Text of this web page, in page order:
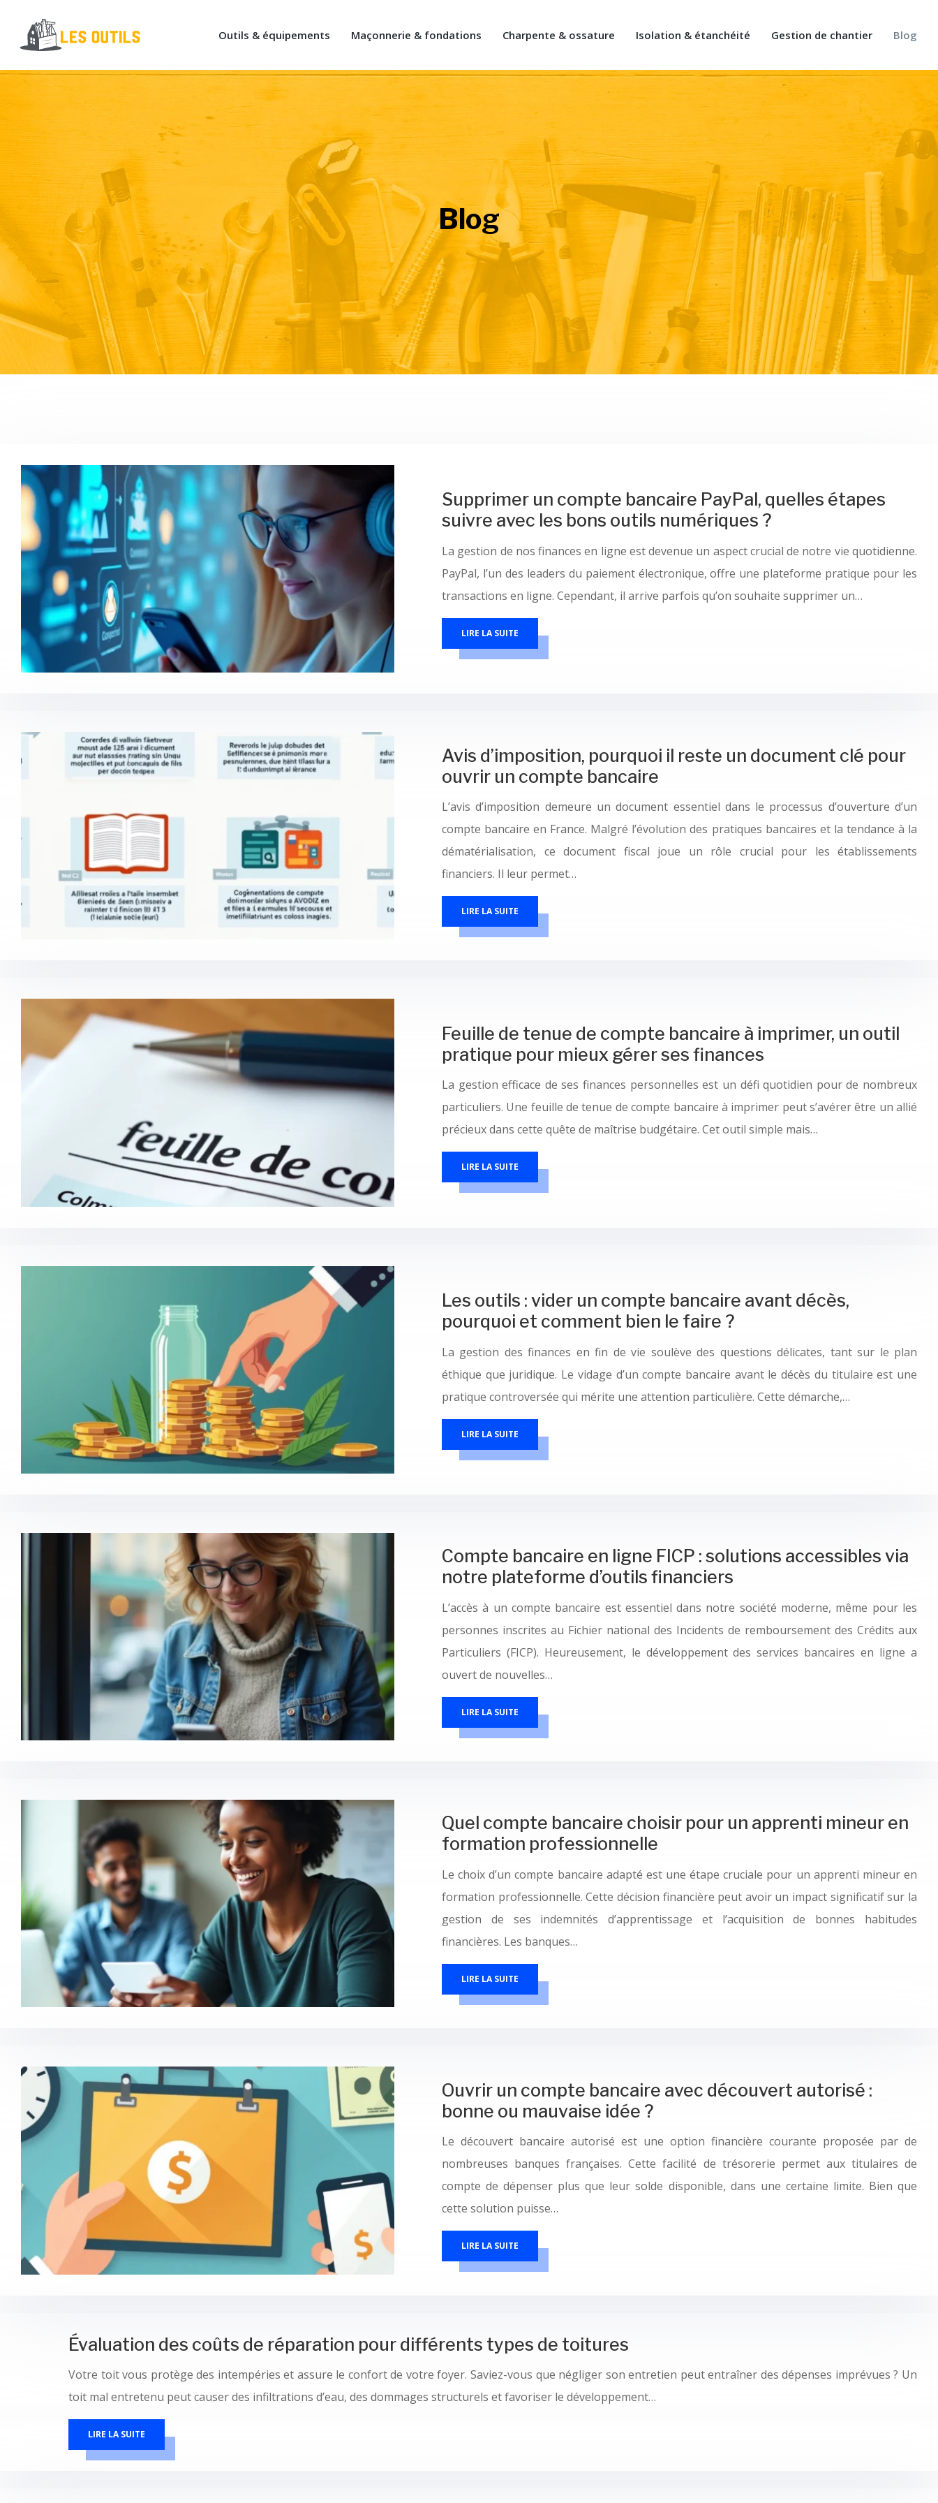
Outils & équipements Maçonnerie & fondations Charpente & ossature Isolation & étanchéité Gestion de chantier Blog
Blog
Supprimer un compte bancaire PayPal, quelles étapes
suivre avec les bons outils numériques ?
La gestion de nos finances en ligne est devenue un aspect crucial de notre vie quotidienne.
PayPal, l’un des leaders du paiement électronique, offre une plateforme pratique pour les
transactions en ligne. Cependant, il arrive parfois qu’on souhaite supprimer un…
LIRE LA SUITE
Avis d’imposition, pourquoi il reste un document clé pour
ouvrir un compte bancaire
L’avis d’imposition demeure un document essentiel dans le processus d’ouverture d’un
compte bancaire en France. Malgré l’évolution des pratiques bancaires et la tendance à la
dématérialisation, ce document fiscal joue un rôle crucial pour les établissements
financiers. Il leur permet…
LIRE LA SUITE
Feuille de tenue de compte bancaire à imprimer, un outil
pratique pour mieux gérer ses finances
La gestion efficace de ses finances personnelles est un défi quotidien pour de nombreux
particuliers. Une feuille de tenue de compte bancaire à imprimer peut s’avérer être un allié
précieux dans cette quête de maîtrise budgétaire. Cet outil simple mais…
LIRE LA SUITE
Les outils : vider un compte bancaire avant décès,
pourquoi et comment bien le faire ?
La gestion des finances en fin de vie soulève des questions délicates, tant sur le plan
éthique que juridique. Le vidage d’un compte bancaire avant le décès du titulaire est une
pratique controversée qui mérite une attention particulière. Cette démarche,…
LIRE LA SUITE
Compte bancaire en ligne FICP : solutions accessibles via
notre plateforme d’outils financiers
L’accès à un compte bancaire est essentiel dans notre société moderne, même pour les
personnes inscrites au Fichier national des Incidents de remboursement des Crédits aux
Particuliers (FICP). Heureusement, le développement des services bancaires en ligne a
ouvert de nouvelles…
LIRE LA SUITE
Quel compte bancaire choisir pour un apprenti mineur en
formation professionnelle
Le choix d’un compte bancaire adapté est une étape cruciale pour un apprenti mineur en
formation professionnelle. Cette décision financière peut avoir un impact significatif sur la
gestion de ses indemnités d’apprentissage et l’acquisition de bonnes habitudes
financières. Les banques…
LIRE LA SUITE
Ouvrir un compte bancaire avec découvert autorisé :
bonne ou mauvaise idée ?
Le découvert bancaire autorisé est une option financière courante proposée par de
nombreuses banques françaises. Cette facilité de trésorerie permet aux titulaires de
compte de dépenser plus que leur solde disponible, dans une certaine limite. Bien que
cette solution puisse…
LIRE LA SUITE
Évaluation des coûts de réparation pour différents types de toitures
Votre toit vous protège des intempéries et assure le confort de votre foyer. Saviez-vous que négliger son entretien peut entraîner des dépenses imprévues ? Un
toit mal entretenu peut causer des infiltrations d’eau, des dommages structurels et favoriser le développement…
LIRE LA SUITE